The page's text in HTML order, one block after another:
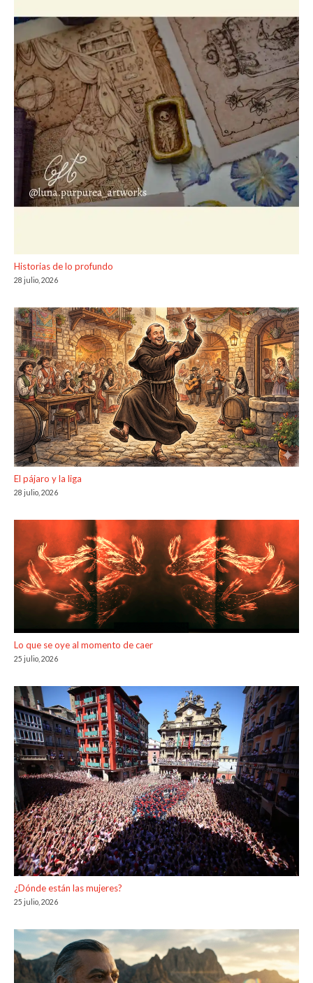
Historias de lo profundo
28 julio, 2026
El pájaro y la liga
28 julio, 2026
Lo que se oye al momento de caer
25 julio, 2026
¿Dónde están las mujeres?
25 julio, 2026